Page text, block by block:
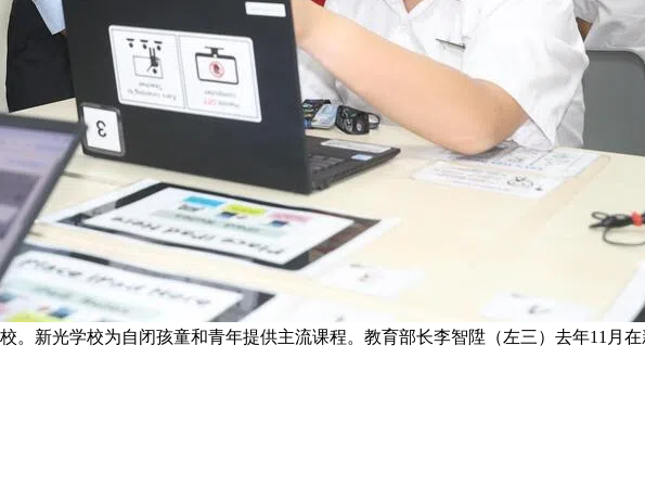
。新光学校为自闭孩童和青年提供主流课程。教育部长李智陞（左三）去年11月